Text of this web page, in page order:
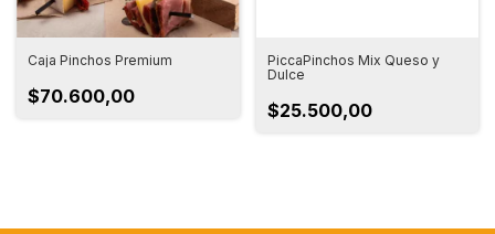
Caja Pinchos Premium
$70.600,00
PiccaPinchos Mix Queso y
Dulce
$25.500,00